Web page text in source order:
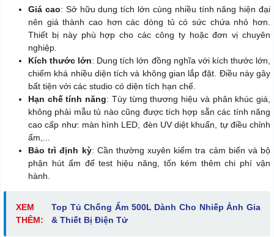
Giá cao: Sở hữu dung tích lớn cùng nhiều tính năng hiện đại
nên giá thành cao hơn các dòng tủ có sức chứa nhỏ hơn.
Thiết bị này phù hợp cho các công ty hoặc đơn vị chuyên
nghiệp.
Kích thước lớn: Dung tích lớn đồng nghĩa với kích thước lớn,
chiếm khá nhiều diện tích và không gian lắp đặt. Điều này gây
bất tiện với các studio có diện tích hạn chế.
Hạn chế tính năng: Tùy từng thương hiệu và phân khúc giá,
không phải mẫu tủ nào cũng được tích hợp sẵn các tính năng
cao cấp như: màn hình LED, đèn UV diệt khuẩn, tự điều chỉnh
ẩm,...
Bảo trì định kỳ: Cần thường xuyên kiểm tra cảm biến và bộ
phận hút ẩm để test hiệu năng, tốn kém thêm chi phí vận
hành.
XEM
THÊM:
Top Tủ Chống Ẩm 500L Dành Cho Nhiếp Ảnh Gia
& Thiết Bị Điện Tử